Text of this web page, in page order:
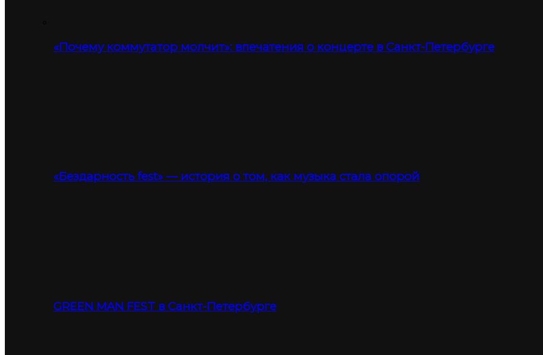
«Почему коммутатор молчит»: впечатения о концерте в Санкт-Петербурге
«Бездарность fest» — история о том, как музыка стала опорой
GREEN MAN FEST в Санкт-Петербурге